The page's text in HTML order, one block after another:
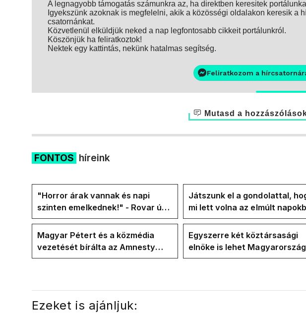
A legnagyobb támogatás számunkra az, ha direktben keresitek
Igyekszünk azoknak is megfelelni, akik a közösségi oldalakon keresik a
csatornánkat.
Közvetlenül elküldjük neked a nap legfontosabb cikkeit portálunkról.
Köszönjük ha feliratkoztok!
Nektek egy kattintás, nekünk hatalmas segítség.
Feliratkozom a
Mutasd a
FONTOS híreink
"Horror árak vannak és napi
szinten emelkednek!" - Rovar úr
Facebook-oldalán lázadnak a
Tiszások
Játszunk el a gondolattal,
mi lett volna az elmúlt
rezsicsökkentés nélkül
Magyar Pétert és a közmédia
vezetését bírálta az Amnesty
International a Klubrádióban
Egyszerre két köztársasági
elnöke is lehet
jövő hétre
Ezeket is ajánljuk: